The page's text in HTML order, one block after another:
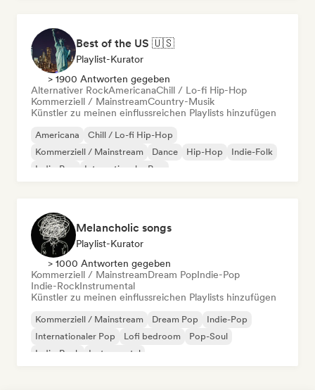
Best of the US 🇺🇸
Playlist-Kurator
> 1900 Antworten gegeben
Alternativer RockAmericanaChill / Lo-fi Hip-Hop
Kommerziell / MainstreamCountry-Musik
Künstler zu meinen einflussreichen Playlists hinzufügen
Americana
Chill / Lo-fi Hip-Hop
Kommerziell / Mainstream
Dance Hip-Hop
Indie-Folk
Indie-Pop
Internationaler Pop
Melancholic songs
Playlist-Kurator
> 1000 Antworten gegeben
Kommerziell / MainstreamDream PopIndie-Pop
Indie-RockInstrumental
Künstler zu meinen einflussreichen Playlists hinzufügen
Kommerziell / Mainstream Dream Pop
Indie-Pop
Internationaler Pop
Lofi bedroom
Pop-Soul
Indie-Rock
Instrumental